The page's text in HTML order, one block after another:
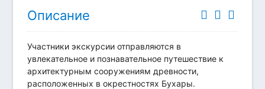
Описание
Участники экскурсии отправляются в
увлекательное и познавательное путешествие к
архитектурным сооружениям древности,
расположенных в окрестностях Бухары.